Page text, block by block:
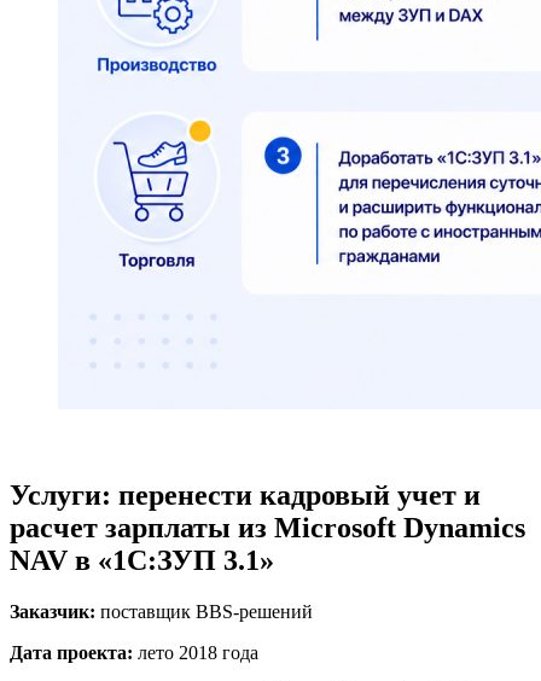
Услуги: перенести кадровый учет и
расчет зарплаты из Microsoft Dynamics
NAV в «1С:ЗУП 3.1»
Заказчик: поставщик BBS-решений
Дата проекта: лето 2018 года